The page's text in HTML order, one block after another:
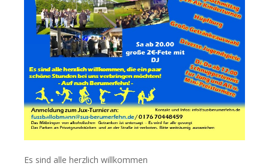
Es sind alle herzlich willkommen